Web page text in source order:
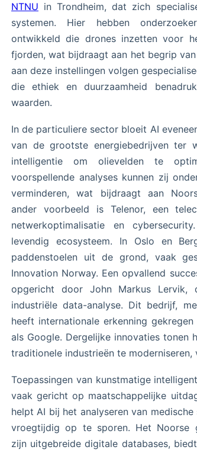
NTNU in Trondheim, dat zich
systemen. Hier hebben
ontwikkeld die drones inzetten voor
fjorden, wat bijdraagt aan het begrip
aan deze instellingen volgen
die ethiek en duurzaamheid
waarden.
In de particuliere sector bloeit AI
van de grootste energiebedrijven ter
intelligentie om olievelden te
voorspellende analyses kunnen zij
verminderen, wat bijdraagt aan
ander voorbeeld is Telenor, een
netwerkoptimalisatie en
levendig ecosysteem. In Oslo en
paddenstoelen uit de grond, vaak
Innovation Norway. Een opvallend
opgericht door John Markus Lervik,
industriële data-analyse. Dit bedrijf,
heeft internationale erkenning
als Google. Dergelijke innovaties tonen
traditionele industrieën te
Toepassingen van kunstmatige
vaak gericht op maatschappelijke
helpt AI bij het analyseren van
vroegtijdig op te sporen. Het Noorse
zijn uitgebreide digitale databases,